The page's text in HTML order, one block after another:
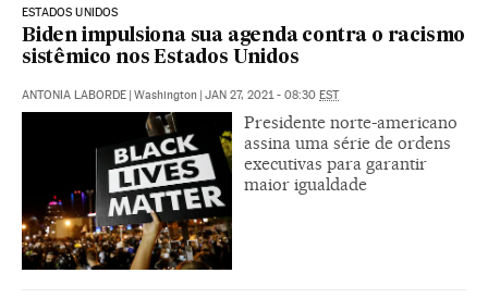
ESTADOS UNIDOS
Biden impulsiona sua agenda contra o racismo
sistêmico nos Estados Unidos
ANTONIA LABORDE | Washington | JAN 27, 2021 - 08:30 EST
Presidente norte-americano
assina uma série de ordens
executivas para garantir
maior igualdade